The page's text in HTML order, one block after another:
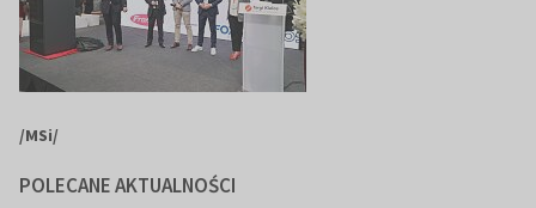
/MSi/
POLECANE AKTUALNOŚCI